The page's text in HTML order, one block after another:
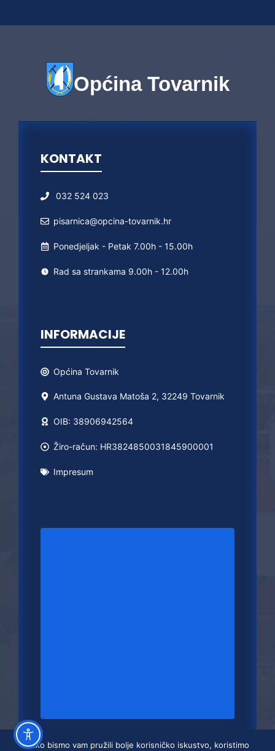
Općina Tovarnik
KONTAKT
032 524 023
pisarnica@opcina-tovarnik.hr
Ponedjeljak - Petak 7.00h - 15.00h
Rad sa strankama 9.00h - 12.00h
INFORMACIJE
Općina Tovarnik
Antuna Gustava Matoša 2, 32249 Tovarnik
OIB: 38906942564
Žiro-račun: HR3824850031845900001
Impresum
Kako bismo vam pružili bolje korisničko iskustvo, koristimo